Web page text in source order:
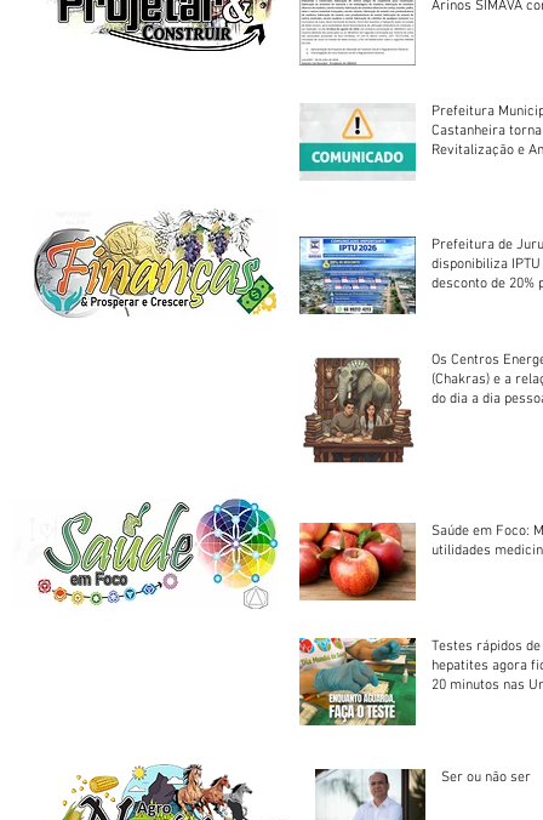
Arinos SIMAVA convoca à
Prefeitura
Castanheira
Revitalização e
Prefeitura de
disponibiliza
desconto de 20%
Os Centros
(Chakras) e a
do dia a dia
Saúde em Foco:
utilidades
Testes rápidos
hepatites agora
20 minutos nas
Ser ou não ser